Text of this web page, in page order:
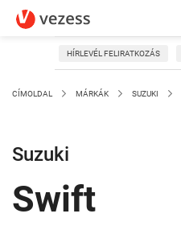
HÍRLEVÉL FELIRATKOZÁS
CÍMOLDAL MÁRKÁK SUZUKI
Suzuki
Swift